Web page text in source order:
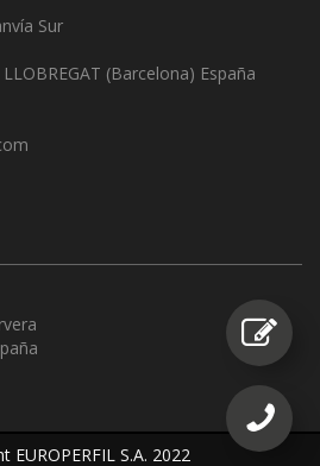
Sur
(Barcelona) España
EUROPERFIL S.A. 2022